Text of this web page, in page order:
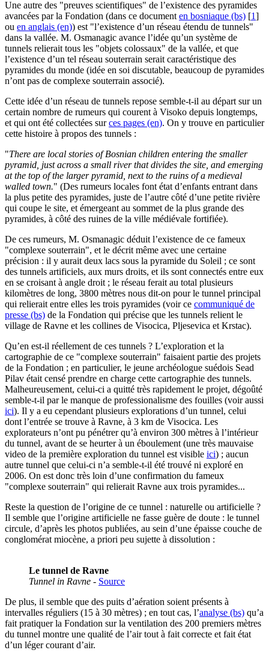
Une autre des "preuves scientifiques" de l’existence des pyramides
avancées par la Fondation (dans ce document en bosniaque (bs) [1]
ou en anglais (en)) est "l’existence d’un réseau étendu de tunnels"
dans la vallée. M. Osmanagic avance l’idée qu’un système de
tunnels relierait tous les "objets colossaux" de la vallée, et que
l’existence d’un tel réseau souterrain serait caractéristique des
pyramides du monde (idée en soi discutable, beaucoup de pyramides
n’ont pas de complexe souterrain associé).
Cette idée d’un réseau de tunnels repose semble-t-il au départ sur un
certain nombre de rumeurs qui courent à Visoko depuis longtemps,
et qui ont été collectées surces pages (en). On y trouve en particulier
cette histoire à propos des tunnels :
"There are local stories of Bosnian children entering the smaller
pyramid, just across a small river that divides the site, and emerging
at the top of the larger pyramid, next to the ruins of a medieval
walled town." (Des rumeurs locales font état d’enfants entrant dans
la plus petite des pyramides, juste de l’autre côté d’une petite rivière
qui coupe le site, et émergeant au sommet de la plus grande des
pyramides, à côté des ruines de la ville médiévale fortifiée).
De ces rumeurs, M. Osmanagic déduit l’existence de ce fameux
"complexe souterrain", et le décrit même avec une certaine
précision : il y aurait deux lacs sous la pyramide du Soleil ; ce sont
des tunnels artificiels, aux murs droits, et ils sont connectés entre eux
en se croisant à angle droit ; le réseau ferait au total plusieurs
kilomètres de long, 3800 mètres nous dit-on pour le tunnel principal
qui relierait entre elles les trois pyramides (voir ce communiqué de
presse (bs) de la Fondation qui précise que les tunnels relient le
village de Ravne et les collines de Visocica, Pljesevica et Krstac).
Qu’en est-il réellement de ces tunnels ? L’exploration et la
cartographie de ce "complexe souterrain" faisaient partie des projets
de la Fondation ; en particulier, le jeune archéologue suédois Sead
Pilav était censé prendre en charge cette cartographie des tunnels.
Malheureusement, celui-ci a quitté très rapidement le projet, dégoûté
semble-t-il par le manque de professionalisme des fouilles (voir aussi
ici). Il y a eu cependant plusieurs explorations d’un tunnel, celui
dont l’entrée se trouve à Ravne, à 3 km de Visocica. Les
explorateurs n’ont pu pénétrer qu’à environ 300 mètres à l’intérieur
du tunnel, avant de se heurter à un éboulement (une très mauvaise
video de la première exploration du tunnel est visible ici) ; aucun
autre tunnel que celui-ci n’a semble-t-il été trouvé ni exploré en
2006. On est donc très loin d’une confirmation du fameux
"complexe souterrain" qui relierait Ravne aux trois pyramides...
Reste la question de l’origine de ce tunnel : naturelle ou artificielle ?
Il semble que l’origine artificielle ne fasse guère de doute : le tunnel
circule, d’après les photos publiées, au sein d’une épaisse couche de
conglomérat miocène, a priori peu sujette à dissolution :
Le tunnel de Ravne
Tunnel in Ravne - Source
De plus, il semble que des puits d’aération soient présents à
intervalles réguliers (15 à 30 mètres) ; en tout cas, l’analyse (bs) qu’a
fait pratiquer la Fondation sur la ventilation des 200 premiers mètres
du tunnel montre une qualité de l’air tout à fait correcte et fait état
d’un léger courant d’air.